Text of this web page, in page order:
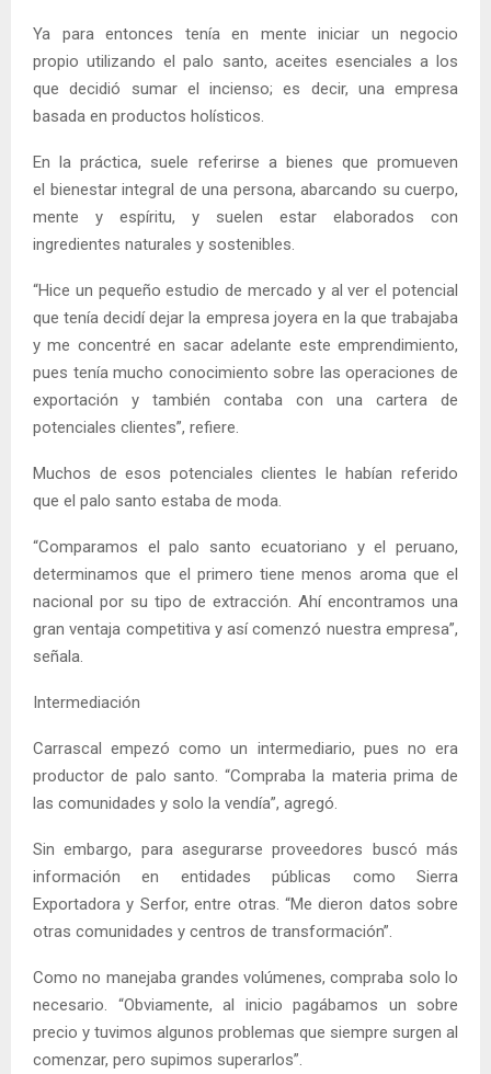
Ya para entonces tenía en mente iniciar un negocio
propio utilizando el palo santo, aceites esenciales a los
que decidió sumar el incienso; es decir, una empresa
basada en productos holísticos.
En la práctica, suele referirse a bienes que promueven
el bienestar integral de una persona, abarcando su cuerpo,
mente y espíritu, y suelen estar elaborados con
ingredientes naturales y sostenibles.
“Hice un pequeño estudio de mercado y al ver el potencial
que tenía decidí dejar la empresa joyera en la que trabajaba
y me concentré en sacar adelante este emprendimiento,
pues tenía mucho conocimiento sobre las operaciones de
exportación y también contaba con una cartera de
potenciales clientes”, refiere.
Muchos de esos potenciales clientes le habían referido
que el palo santo estaba de moda.
“Comparamos el palo santo ecuatoriano y el peruano,
determinamos que el primero tiene menos aroma que el
nacional por su tipo de extracción. Ahí encontramos una
gran ventaja competitiva y así comenzó nuestra empresa”,
señala.
Intermediación
Carrascal empezó como un intermediario, pues no era
productor de palo santo. “Compraba la materia prima de
las comunidades y solo la vendía”, agregó.
Sin embargo, para asegurarse proveedores buscó más
información en entidades públicas como Sierra
Exportadora y Serfor, entre otras. “Me dieron datos sobre
otras comunidades y centros de transformación”.
Como no manejaba grandes volúmenes, compraba solo lo
necesario. “Obviamente, al inicio pagábamos un sobre
precio y tuvimos algunos problemas que siempre surgen al
comenzar, pero supimos superarlos”.